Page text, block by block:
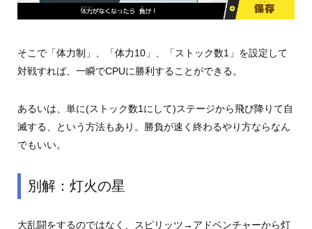
そこで「体力制」、「体力10」、「ストック数1」を設定して
対戦すれば、一瞬でCPUに勝利することができる。
あるいは、単に(ストック数1にして)ステージから飛び降りて自
滅する、という方法もあり。勝負が速く終わるやり方ならなん
でもいい。
別解：灯火の星
大乱闘をするのではなく、スピリッツ→アドベンチャーから灯